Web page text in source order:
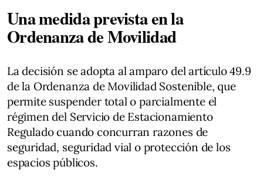
Una medida prevista en la
Ordenanza de Movilidad
La decisión se adopta al amparo del artículo 49.9
de la Ordenanza de Movilidad Sostenible, que
permite suspender total o parcialmente el
régimen del Servicio de Estacionamiento
Regulado cuando concurran razones de
seguridad, seguridad vial o protección de los
espacios públicos.